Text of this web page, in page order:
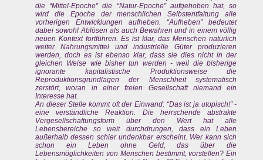
die “Mittel-Epoche” die “Natur-Epoche” aufgehoben hat, so
wird die Epoche der menschlichen Selbstentfaltung alle
vorherigen Entwicklungen aufheben. “Aufheben” bedeutet
dabei sowohl Ablösen als auch Bewahren und in einem völlig
neuen Kontext fortführen. Es ist klar, das Menschen natürlich
weiter Nahrungsmittel und industrielle Güter produzieren
werden, doch es ist ebenso klar, dass sie dies nicht in der
gleichen Weise wie bisher tun werden - weil die bisherige
ignorante kapitalistische Produktionsweise die
Reproduktionsgrundlagen der Menschheit systematisch
zerstört, woran in einer freien Gesellschaft niemand ein
Interesse hat.
An dieser Stelle kommt oft der Einwand: “Das ist ja utopisch!” -
eine verständliche Reaktion. Die herrschende abstrakte
Vergesellschaftungsform über den Wert hat alle
Lebensbereiche so weit durchdrungen, dass ein Leben
außerhalb dessen schier undenkbar erscheint. Wer kann sich
schon ein Leben ohne Geld, das über die
Lebensmöglichkeiten von Menschen bestimmt, vorstellen? Ein